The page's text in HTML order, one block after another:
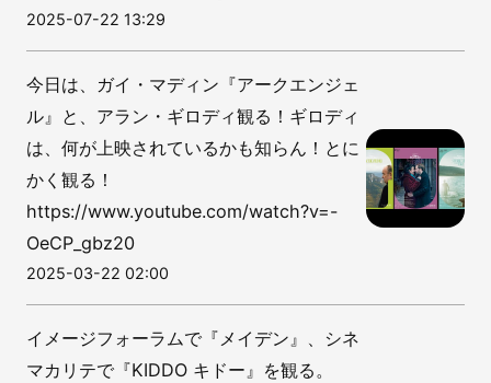
2025-07-22 13:29
今日は、ガイ・マディン『アークエンジェ
ル』と、アラン・ギロディ観る！ギロディ
は、何が上映されているかも知らん！とに
かく観る！
https://www.youtube.com/watch?v=-
OeCP_gbz20
2025-03-22 02:00
イメージフォーラムで『メイデン』、シネ
マカリテで『KIDDO キドー』を観る。